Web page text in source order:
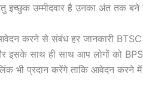
इच्छुक उम्मीदवार है उनका अंत तक बने
करने से संबंध हर जानकारी
साथ ही साथ आप लोगों को
भी प्रदान करेंगे ताकि आवेदन करने में